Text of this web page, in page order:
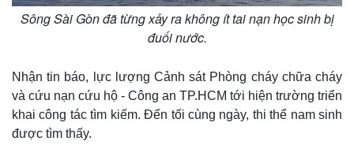
Sông Sài Gòn đã từng xảy ra không ít tai nạn học sinh bị
đuối nước.
Nhận tin báo, lực lượng Cảnh sát Phòng cháy chữa cháy
và cứu nạn cứu hộ - Công an TP.HCM tới hiện trường triển
khai công tác tìm kiếm. Đến tối cùng ngày, thi thể nam sinh
được tìm thấy.